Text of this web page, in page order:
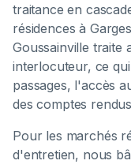
traitance en
résidences à
Goussainville traite
interlocuteur, ce
passages, l'accès
des comptes
Pour les marchés
d'entretien, nous